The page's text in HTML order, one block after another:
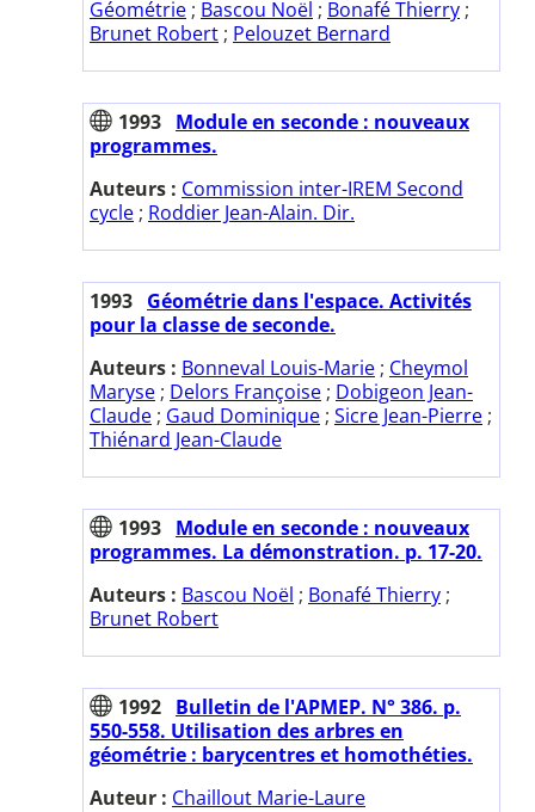
Géométrie ; Bascou Noël ; Bonafé Thierry ;
Brunet Robert ; Pelouzet Bernard
1993 Module en seconde : nouveaux
programmes.
Auteurs : Commission inter-IREM Second
cycle ; Roddier Jean-Alain. Dir.
1993 Géométrie dans l'espace. Activités
pour la classe de seconde.
Auteurs : Bonneval Louis-Marie ; Cheymol
Maryse ; Delors Françoise ; Dobigeon Jean-
Claude ; Gaud Dominique ; Sicre Jean-Pierre ;
Thiénard Jean-Claude
1993 Module en seconde : nouveaux
programmes. La démonstration. p. 17-20.
Auteurs : Bascou Noël ; Bonafé Thierry ;
Brunet Robert
1992 Bulletin de l'APMEP. N° 386. p.
550-558. Utilisation des arbres en
géométrie : barycentres et homothéties.
Auteur : Chaillout Marie-Laure